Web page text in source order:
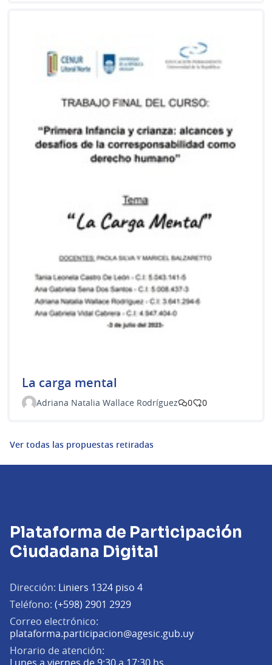
La carga mental
Adriana Natalia Wallace Rodríguez 0 0
Ver todas las propuestas retiradas
Plataforma de Participación
Ciudadana Digital
Dirección: Liniers 1324 piso 4
Teléfono: (+598) 2901 2929
Correo electrónico:
plataforma.participacion@agesic.gub.uy(Abrir en una
Horario de atención: